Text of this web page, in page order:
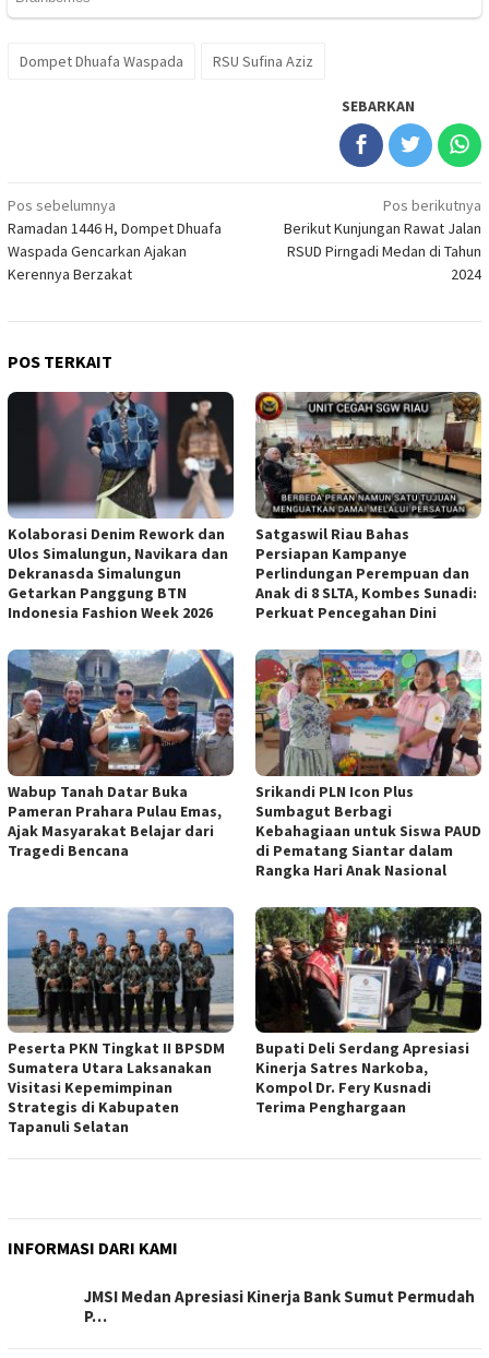
Dompet Dhuafa Waspada RSU Sufina Aziz
SEBARKAN
Navigasi
pos
Pos sebelumnya
Ramadan 1446 H, Dompet Dhuafa
Waspada Gencarkan Ajakan
Kerennya Berzakat
Pos berikutnya
Berikut Kunjungan Rawat Jalan
RSUD Pirngadi Medan di Tahun
2024
POS TERKAIT
Kolaborasi Denim Rework dan
Ulos Simalungun, Navikara dan
Dekranasda Simalungun
Getarkan Panggung BTN
Indonesia Fashion Week 2026
Satgaswil Riau Bahas
Persiapan Kampanye
Perlindungan Perempuan dan
Anak di 8 SLTA, Kombes Sunadi:
Perkuat Pencegahan Dini
Wabup Tanah Datar Buka
Pameran Prahara Pulau Emas,
Ajak Masyarakat Belajar dari
Tragedi Bencana
Srikandi PLN Icon Plus
Sumbagut Berbagi
Kebahagiaan untuk Siswa PAUD
di Pematang Siantar dalam
Rangka Hari Anak Nasional
Peserta PKN Tingkat II BPSDM
Sumatera Utara Laksanakan
Visitasi Kepemimpinan
Strategis di Kabupaten
Tapanuli Selatan
Bupati Deli Serdang Apresiasi
Kinerja Satres Narkoba,
Kompol Dr. Fery Kusnadi
Terima Penghargaan
INFORMASI DARI KAMI
JMSI Medan Apresiasi Kinerja Bank Sumut Permudah
P…